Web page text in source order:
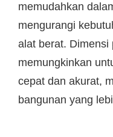
memudahkan
mengurangi
alat berat. Dimensi
memungkinkan
cepat dan akurat,
bangunan yang